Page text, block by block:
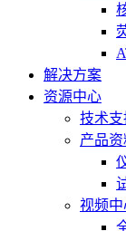
解决方案
资源中心
技术支
产品
视频中